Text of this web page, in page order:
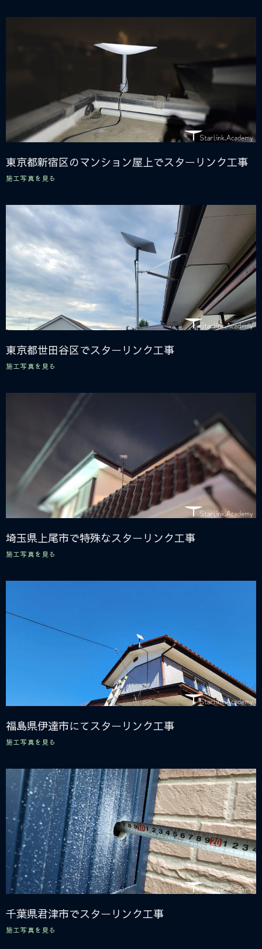
東京都新宿区のマンション屋上でスターリンク工事
施工写真を見る
東京都世田谷区でスターリンク工事
施工写真を見る
埼玉県上尾市で特殊なスターリンク工事
施工写真を見る
福島県伊達市にてスターリンク工事
施工写真を見る
千葉県君津市でスターリンク工事
施工写真を見る